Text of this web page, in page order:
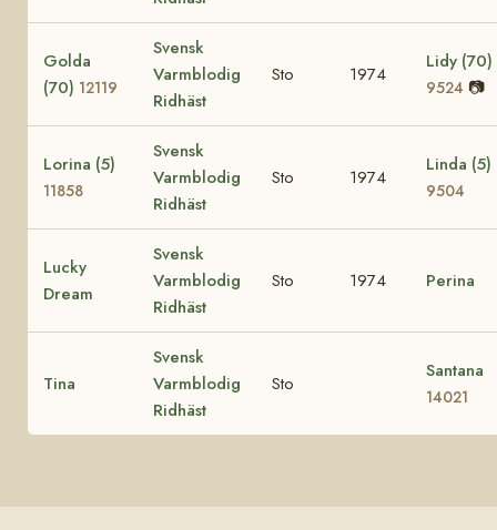
Golda
(70) 12119
Svensk
Varmblodig
Ridhäst
Sto 1974
Lidy (70)
9524 📷
Lorina (5)
11858
Svensk
Varmblodig
Ridhäst
Sto 1974
Linda (5)
9504
Lucky
Dream
Svensk
Varmblodig
Ridhäst
Sto 1974 Perina
Tina
Svensk
Varmblodig
Ridhäst
Sto
Santana
14021